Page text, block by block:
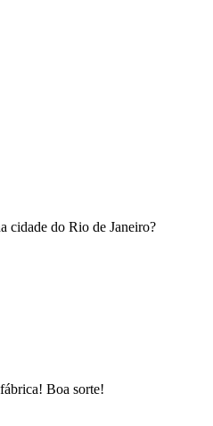
cidade do Rio de Janeiro?
Boa sorte!